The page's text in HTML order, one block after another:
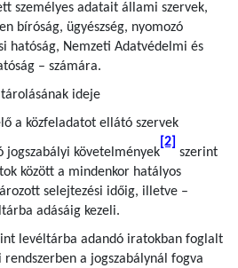
személyes adatait állami szervek,
bíróság, ügyészség, nyomozó
hatóság, Nemzeti Adatvédelmi és
– számára.
ideje
a közfeladatot ellátó szervek
jogszabályi követelmények
[2]
szerint
között a mindenkor hatályos
selejtezési időig, illetve –
adásáig kezeli.
levéltárba adandó iratokban foglalt
a jogszabálynál fogva